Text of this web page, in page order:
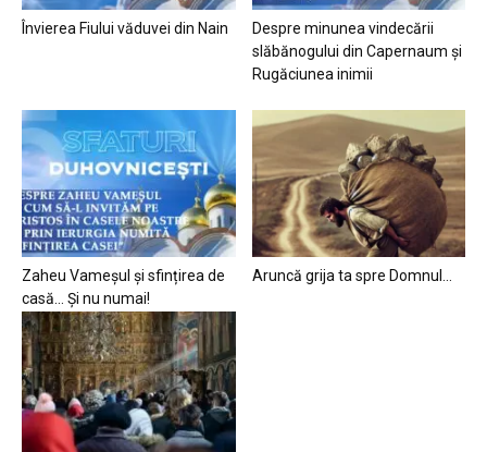
Învierea Fiului văduvei din Nain
Despre minunea vindecării
slăbănogului din Capernaum și
Rugăciunea inimii
Zaheu Vameșul și sfințirea de
casă… Și nu numai!
Aruncă grija ta spre Domnul…